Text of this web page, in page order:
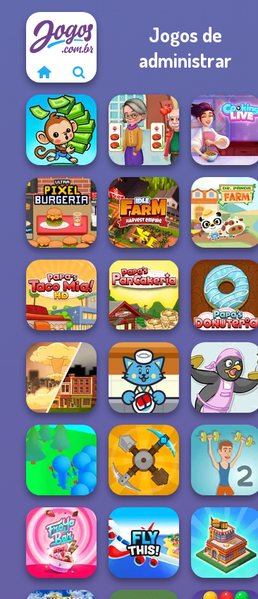
Jogos de
administrar
Mini Monkey Mart
Cooking
Madness
Cooking Live: Be
a Chef&Cook
Ultra Pixel
Burgeria
Idle Farm Dr. Panda Farm
Papa's Taco Mia
Papa's
Pancakeria
Papa's Donuteria
End of War Sushi Supply Co. Penguin Diner
Crowd
Lumberjack
Craft Drill Muscle Clicker 2